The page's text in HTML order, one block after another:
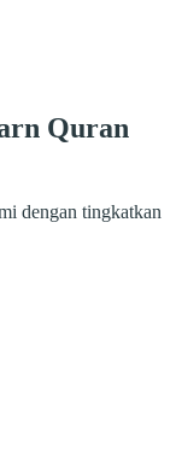
Quran
dengan tingkatkan